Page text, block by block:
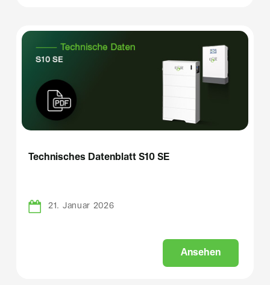
Technisches Datenblatt S10 SE
21. Januar 2026
Ansehen